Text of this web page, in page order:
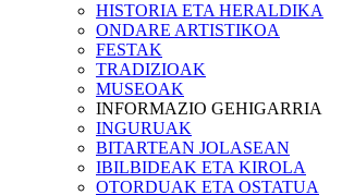
HISTORIA ETA HERALDIKA
ONDARE ARTISTIKOA
FESTAK
TRADIZIOAK
MUSEOAK
INFORMAZIO GEHIGARRIA
INGURUAK
BITARTEAN JOLASEAN
IBILBIDEAK ETA KIROLA
OTORDUAK ETA OSTATUA